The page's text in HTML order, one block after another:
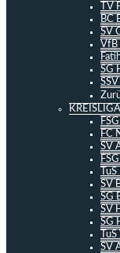
TV
BC
SV
VfB
SG
FC
SV
SV
SG
SV
SG
SV